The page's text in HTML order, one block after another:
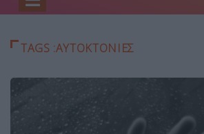
TAGS :ΑΥΤΟΚΤΟΝΊΕΣ